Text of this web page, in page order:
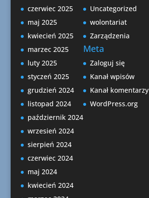
czerwiec 2025
maj 2025
kwiecień 2025
marzec 2025
luty 2025
styczeń 2025
grudzień 2024
listopad 2024
październik 2024
wrzesień 2024
sierpień 2024
czerwiec 2024
maj 2024
kwiecień 2024
Uncategorized
wolontariat
Zarządzenia
Meta
Zaloguj się
Kanał wpisów
Kanał komentarzy
WordPress.org